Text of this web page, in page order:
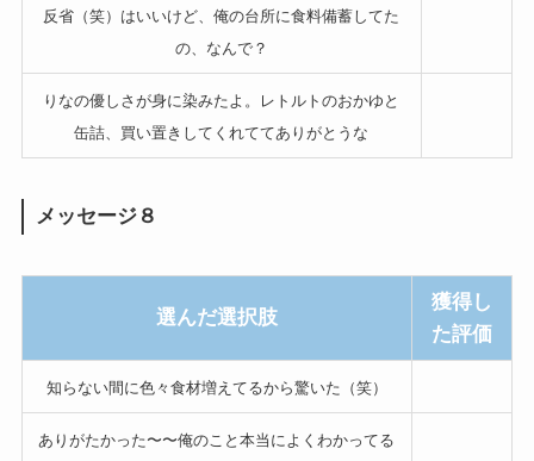
反省（笑）はいいけど、俺の台所に食料備蓄してた
の、なんで？
りなの優しさが身に染みたよ。レトルトのおかゆと
缶詰、買い置きしてくれててありがとうな
メッセージ８
選んだ選択肢
獲得し
た評価
知らない間に色々食材増えてるから驚いた（笑）
ありがたかった〜〜俺のこと本当によくわかってる